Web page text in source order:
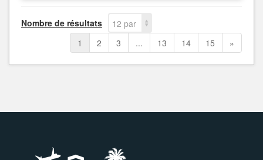
Nombre de résultats
12 par
page
1 2 3 ... 13 14 15 »